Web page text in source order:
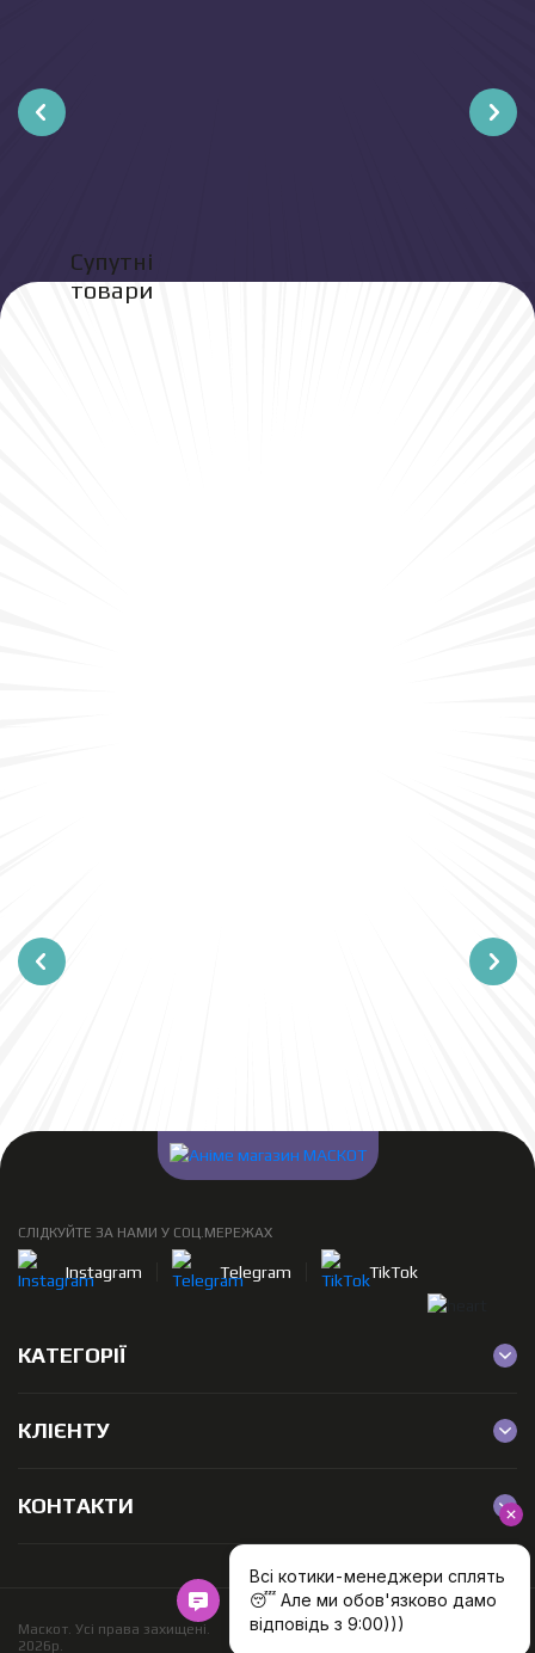
Супутні
товари
СЛІДКУЙТЕ ЗА НАМИ У СОЦ.МЕРЕЖАХ
Instagram Telegram TikTok
КАТЕГОРІЇ
КЛІЄНТУ
КОНТАКТИ
Маскот. Усі права захищені.
2026р.
Розробка
інтернет